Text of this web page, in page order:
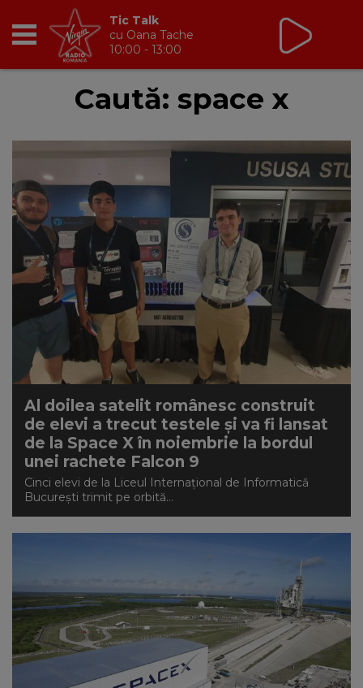
TIC TALK
CÂȘTIGĂ
HOT 30
DANCEFLOOR CHART
RADIO ACADEMY
CONTUL MEU
Tic Talk
cu Oana Tache
10:00 - 13:00
Caută: space x
Al doilea satelit românesc construit
de elevi a trecut testele și va fi lansat
de la Space X în noiembrie la bordul
unei rachete Falcon 9
Cinci elevi de la Liceul Internațional de Informatică
București trimit pe orbită...